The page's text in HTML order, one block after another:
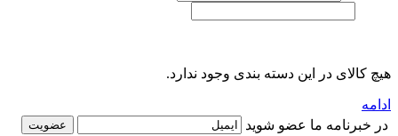
هیچ کالای در این دسته بندی وجود ندارد.
ادامه
در خبرنامه ما عضو شوید